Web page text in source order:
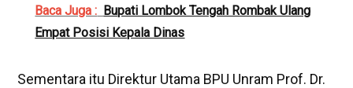
Baca Juga : Bupati Lombok Tengah Rombak Ulang
Empat Posisi Kepala Dinas
Sementara itu Direktur Utama BPU Unram Prof. Dr.